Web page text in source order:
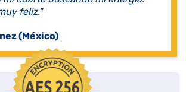
feliz."
(México)